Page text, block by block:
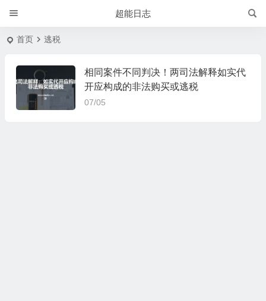
超能日志
首页 逃税
相同案件不同判决！两司法解释如实代
开应构成的非法购买或逃税
07/05